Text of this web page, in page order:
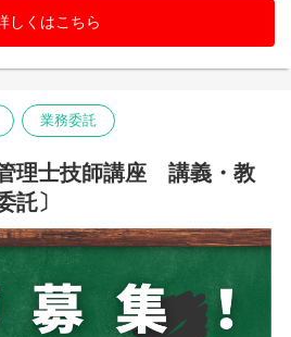
古文）
・地理・思想・文学芸術）
学・生物・地学）
化学などの理系専門科目（PDF）
、教育心理学、社会心理学、一般心理
しくはこちら
業務委託
理士技師講座 講義・教
託〕